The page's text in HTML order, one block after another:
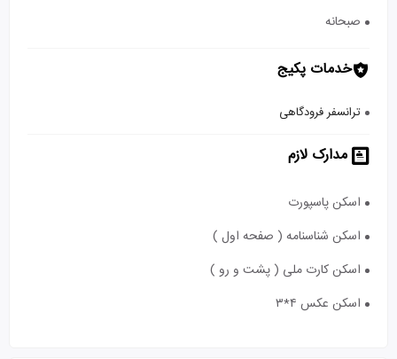
صبحانه
خدمات پکیج
ترانسفر فرودگاهی
مدارک لازم
اسکن پاسپورت
اسکن شناسنامه ( صفحه اول )
اسکن کارت ملی ( پشت و رو )
اسکن عکس ۴*۳